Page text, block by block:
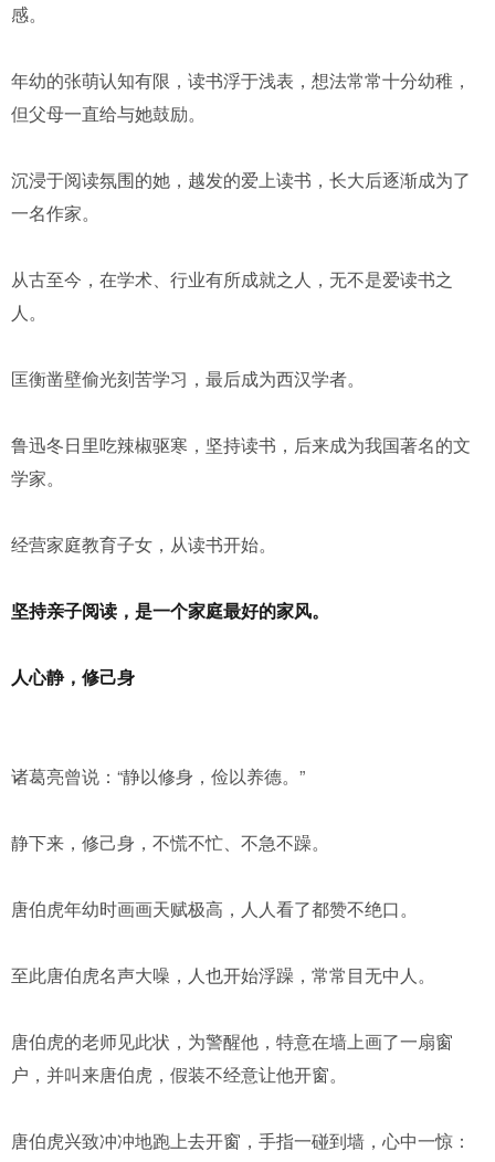
感。
年幼的张萌认知有限，读书浮于浅表，想法常常十分幼稚，
但父母一直给与她鼓励。
沉浸于阅读氛围的她，越发的爱上读书，长大后逐渐成为了
一名作家。
从古至今，在学术、行业有所成就之人，无不是爱读书之
人。
匡衡凿壁偷光刻苦学习，最后成为西汉学者。
鲁迅冬日里吃辣椒驱寒，坚持读书，后来成为我国著名的文
学家。
经营家庭教育子女，从读书开始。
坚持亲子阅读，是一个家庭最好的家风。
人心静，修己身
诸葛亮曾说：“静以修身，俭以养德。”
静下来，修己身，不慌不忙、不急不躁。
唐伯虎年幼时画画天赋极高，人人看了都赞不绝口。
至此唐伯虎名声大噪，人也开始浮躁，常常目无中人。
唐伯虎的老师见此状，为警醒他，特意在墙上画了一扇窗
户，并叫来唐伯虎，假装不经意让他开窗。
唐伯虎兴致冲冲地跑上去开窗，手指一碰到墙，心中一惊：